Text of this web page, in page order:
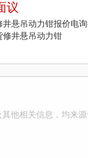
议
井悬吊动力钳报价电
修井悬吊动力钳
他相关信息，均来